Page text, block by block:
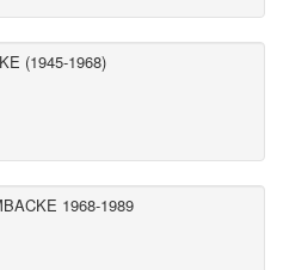
(1945-1968)
1968-1989